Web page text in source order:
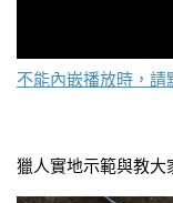
不能內嵌播放時，請
獵人實地示範與教大